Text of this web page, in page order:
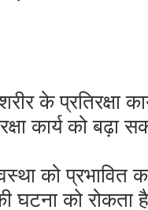
के प्रतिरक्षा
कार्य को
को
घटना को